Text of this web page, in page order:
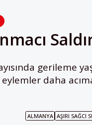
gerileme
daha
ALMANYA AŞIRI SAĞCI